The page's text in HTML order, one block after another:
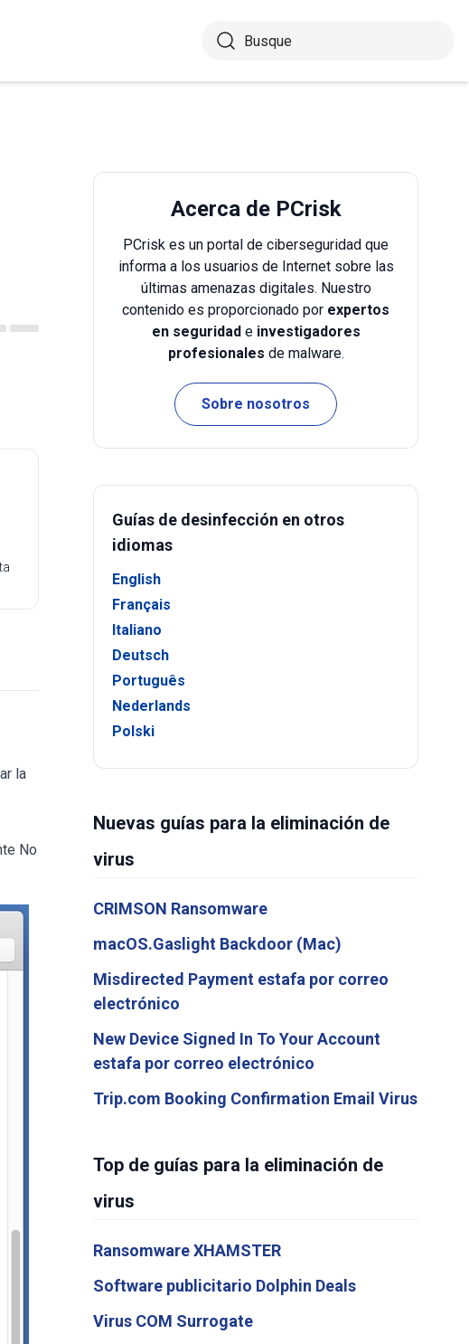
la
No
Acerca de PCrisk
PCrisk es un portal de ciberseguridad que
informa a los usuarios de Internet sobre las
últimas amenazas digitales. Nuestro
contenido es proporcionado por expertos
en seguridade investigadores
profesionales de malware.
Sobre nosotros
Guías de desinfección en otros
idiomas
English
Français
Italiano
Deutsch
Português
Nederlands
Polski
Nuevas guías para la eliminación de
virus
CRIMSON Ransomware
macOS.Gaslight Backdoor (Mac)
Misdirected Payment estafa por correo
electrónico
New Device Signed In To Your Account
estafa por correo electrónico
Trip.com Booking Confirmation Email Virus
Top de guías para la eliminación de
virus
Ransomware XHAMSTER
Software publicitario Dolphin Deals
Virus COM Surrogate